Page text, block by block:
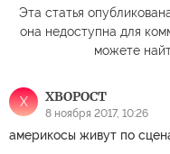
Эта статья
она недоступна для
можете
X XBOPOCT
8 ноября 2017, 10:26
америкосы живут по